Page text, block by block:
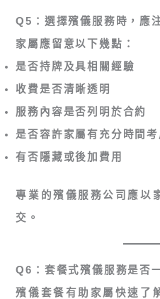
Q5：選擇殯儀服務時，應
家屬應留意以下幾點：
是否持牌及具相關經驗
收費是否清晰透明
服務內容是否列明於合約
是否容許家屬有充分時間考
有否隱藏或後加費用
專業的殯儀服務公司應以
交。
Q6：套餐式殯儀服務是否
殯儀套餐有助家屬快速了